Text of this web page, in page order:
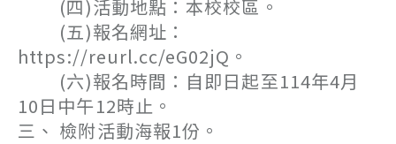
(四)活動地點：本校校區。
(五)報名網址：
https://reurl.cc/eG02jQ。
(六)報名時間：自即日起至114年4月
10日中午12時止。
三、 檢附活動海報1份。